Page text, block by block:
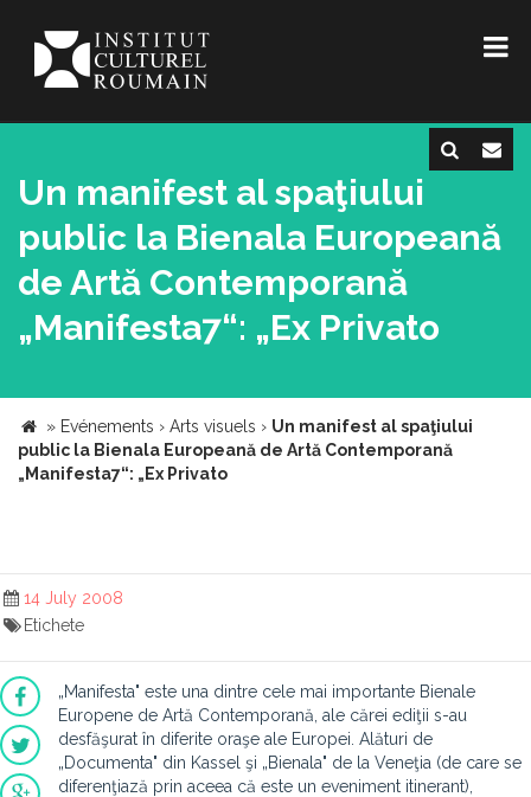
Un manifest al spaţiului
public la Bienala Europeană
de Artă Contemporană
„Manifesta7“: „Ex Privato
» Evénements › Arts visuels › Un manifest al spaţiului
public la Bienala Europeană de Artă Contemporană
„Manifesta7“: „Ex Privato
14 July 2008
Etichete
„Manifesta" este una dintre cele mai importante Bienale
Europene de Artă Contemporană, ale cărei ediţii s-au
desfăşurat în diferite oraşe ale Europei. Alături de
„Documenta" din Kassel şi „Bienala" de la Veneţia (de care se
diferenţiază prin aceea că este un eveniment itinerant),